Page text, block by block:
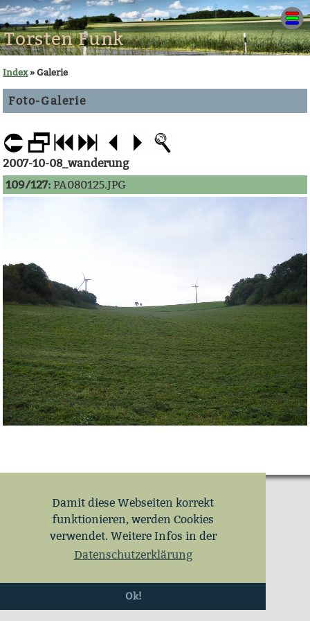
Damit diese Webseiten korrekt
funktionieren, werden Cookies
verwendet. Weitere Infos in der
Datenschutzerklärung
Ok!
Torsten Funk
Index» Galerie
Foto-Galerie
2007-10-08_wanderung
109/127: PA080125.JPG